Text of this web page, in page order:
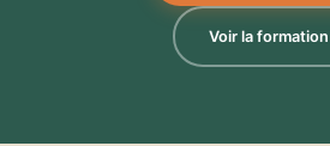
Voir la formation